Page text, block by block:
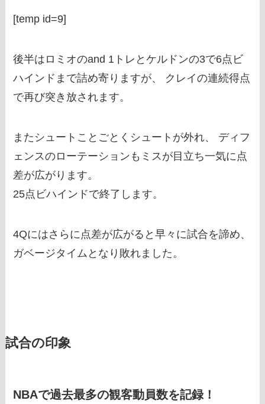
[temp id=9]
後半はロミオのand 1トレとケルドンの3で6点ビ
ハインドまで詰め寄りますが、 クレイの連続得点
で再び突き放されます。
またシュートことごとくシュートが外れ、 ディフ
ェンスのローテーションもミスが目立ち一気に点
差が広がります。
25点ビハインドで終了します。
4Qにはさらに点差が広がると早々に試合を諦め、
ガベージタイムとなり敗れました。
試合の印象
NBAで過去最多の観客動員数を記録！